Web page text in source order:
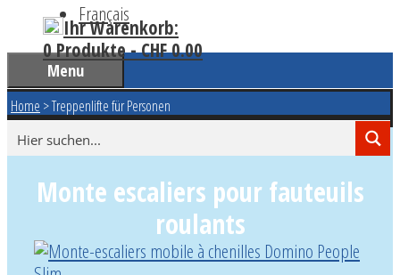
Français
Ihr Warenkorb:
0 Produkte -CHF0.00
Menu
Home >Treppenlifte für Personen
Monte escaliers pour fauteuils
roulants